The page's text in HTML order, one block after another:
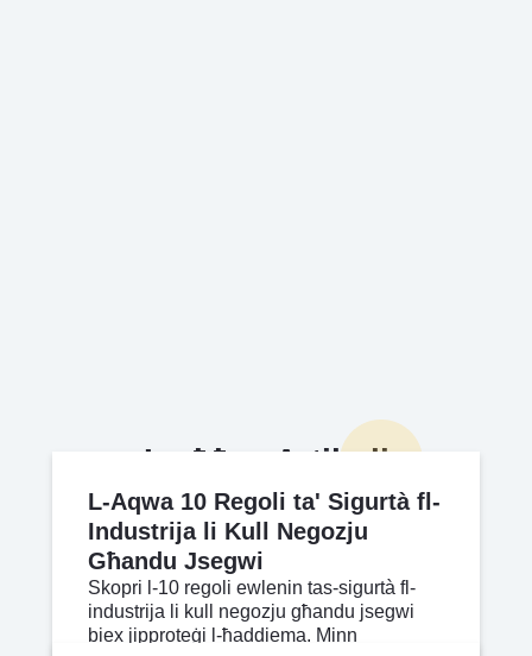
L-aħħar Artikoli
L-Aqwa 10 Regoli ta' Sigurtà fl-
Industrija li Kull Negozju
Għandu Jsegwi
Skopri l-10 regoli ewlenin tas-sigurtà fl-
industrija li kull negozju għandu jsegwi
biex jipproteġi l-ħaddiema. Minn